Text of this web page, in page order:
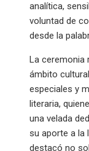
analítica,
voluntad de
desde la
La ceremonia
ámbito
especiales y
literaria,
una velada
su aporte a la
destacó no